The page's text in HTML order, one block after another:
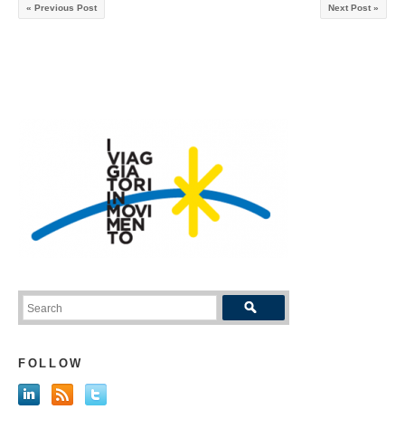
Next Post »
« Previous Post
FOLLOW